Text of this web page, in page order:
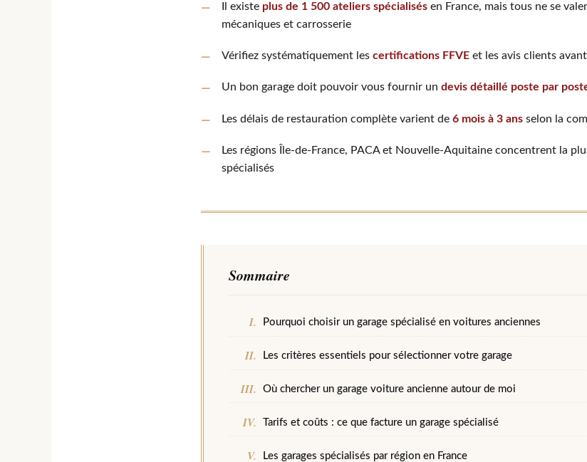
Il existe plus de 1 500 ateliers spécialisésen France, mais tous ne se
mécaniques et carrosserie
Vérifiez systématiquement les certifications FFVEet les avis clients
Un bon garage doit pouvoir vous fournir un devis détaillé poste par
Les délais de restauration complète varient de 6 mois à 3 ansselon la
Les régions Île-de-France, PACA et Nouvelle-Aquitaine concentrent la
spécialisés
Sommaire
Pourquoi choisir un garage spécialisé en voitures anciennes
Les critères essentiels pour sélectionner votre garage
Où chercher un garage voiture ancienne autour de moi
Tarifs et coûts : ce que facture un garage spécialisé
Les garages spécialisés par région en France